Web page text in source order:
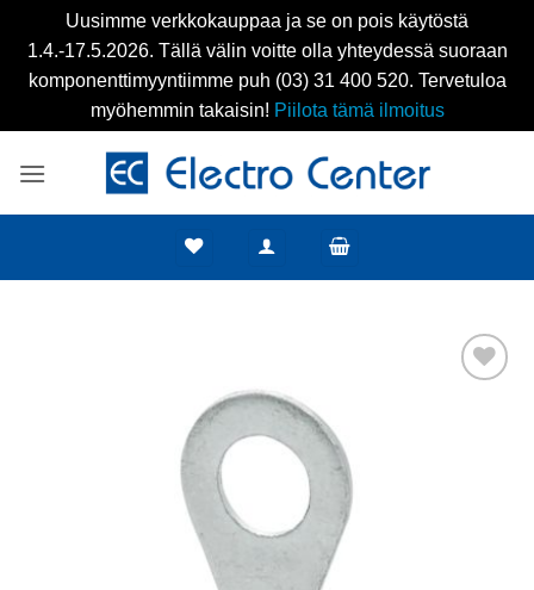
Uusimme verkkokauppaa ja se on pois käytöstä
1.4.-17.5.2026. Tällä välin voitte olla yhteydessä suoraan
komponenttimyyntiimme puh (03) 31 400 520. Tervetuloa
myöhemmin takaisin! Piilota tämä ilmoitus